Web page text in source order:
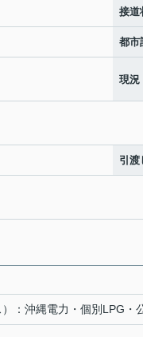
接道
都市
現況
引渡
：沖縄電力・個別LPG・